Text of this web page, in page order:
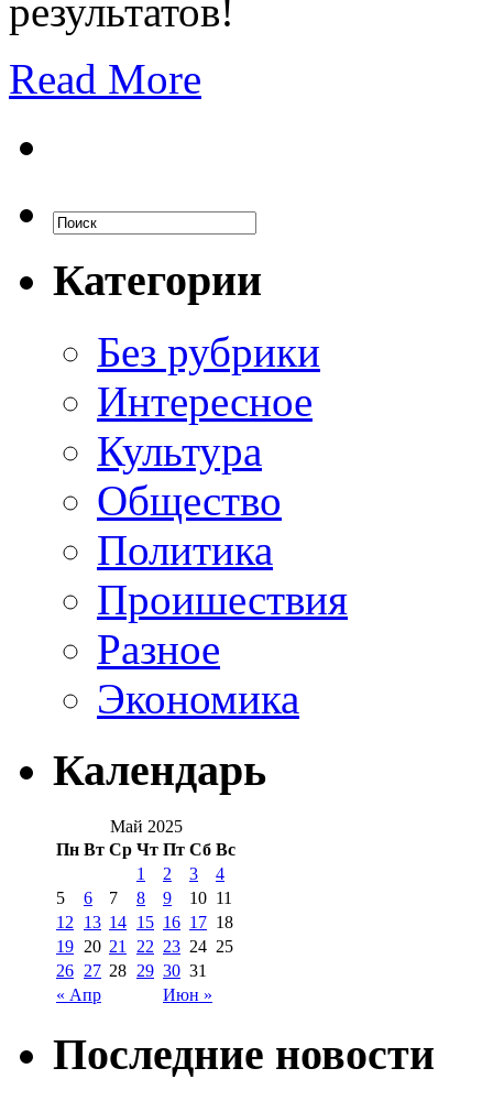
результатов!
Read More
Категории
Без рубрики
Интересное
Культура
Общество
Политика
Проишествия
Разное
Экономика
Календарь
Май 2025
Пн Вт Ср Чт Пт Сб Вс
« Апр Июн »
1 2 3
4
5
6 7 8 9 10 11
12
13 14 15 16 17 18
19 20 21 22 23 24 25
26 27 28 29 30 31
Последние новости